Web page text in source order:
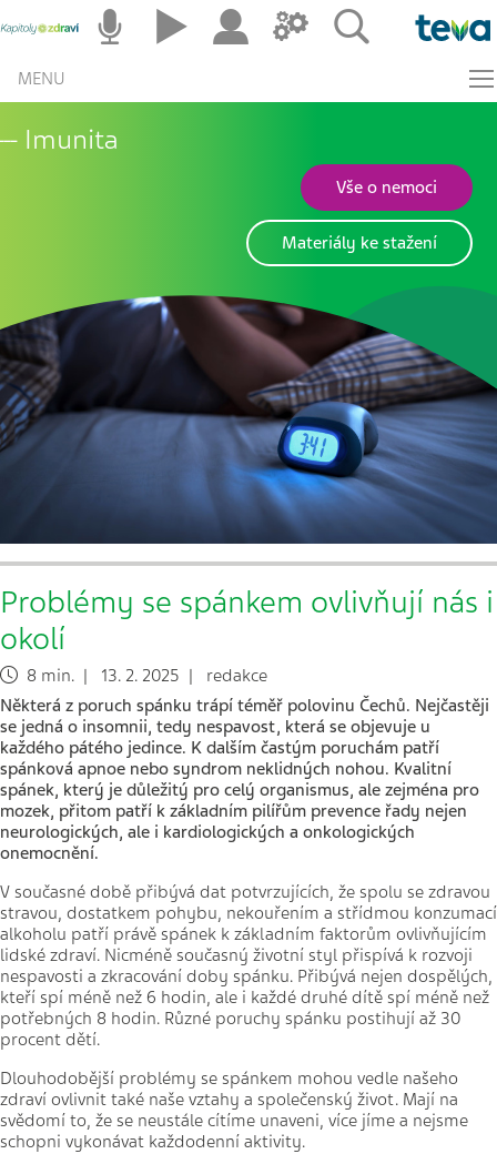
MENU
Imunita
Vše o nemoci
Materiály ke stažení
Problémy se spánkem ovlivňují nás i
okolí
8 min. | 13. 2. 2025 | redakce
Některá z poruch spánku trápí téměř polovinu Čechů. Nejčastěji
se jedná o insomnii, tedy nespavost, která se objevuje u
každého pátého jedince. K dalším častým poruchám patří
spánková apnoe nebo syndrom neklidných nohou. Kvalitní
spánek, který je důležitý pro celý organismus, ale zejména pro
mozek, přitom patří k základním pilířům prevence řady nejen
neurologických, ale i kardiologických a onkologických
onemocnění.
V současné době přibývá dat potvrzujících, že spolu se zdravou
stravou, dostatkem pohybu, nekouřením a střídmou konzumací
alkoholu patří právě spánek k základním faktorům ovlivňujícím
lidské zdraví. Nicméně současný životní styl přispívá k rozvoji
nespavosti a zkracování doby spánku. Přibývá nejen dospělých,
kteří spí méně než 6 hodin, ale i každé druhé dítě spí méně než
potřebných 8 hodin. Různé poruchy spánku postihují až 30
procent dětí.
Dlouhodobější problémy se spánkem mohou vedle našeho
zdraví ovlivnit také naše vztahy a společenský život. Mají na
svědomí to, že se neustále cítíme unaveni, více jíme a nejsme
schopni vykonávat každodenní aktivity.